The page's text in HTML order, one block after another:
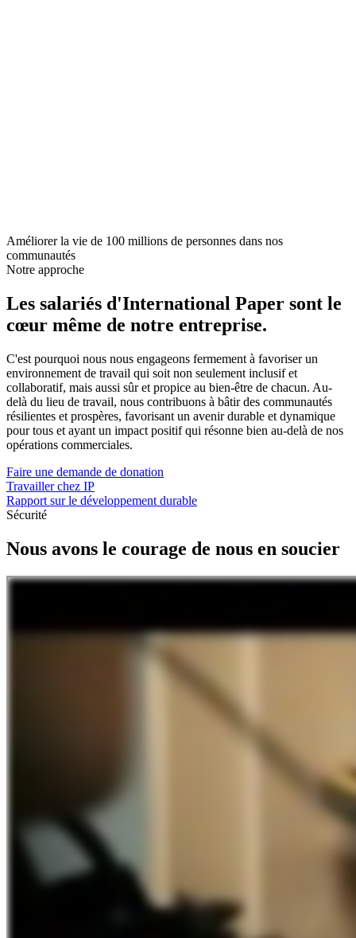
Améliorer la vie de 100 millions de personnes dans nos
communautés
Notre approche
Les salariés d'International Paper sont le
cœur même de notre entreprise.
C'est pourquoi nous nous engageons fermement à favoriser un
environnement de travail qui soit non seulement inclusif et
collaboratif, mais aussi sûr et propice au bien-être de chacun. Au-
delà du lieu de travail, nous contribuons à bâtir des communautés
résilientes et prospères, favorisant un avenir durable et dynamique
pour tous et ayant un impact positif qui résonne bien au-delà de nos
opérations commerciales.
Faire une demande de donation
Travailler chez IP
Rapport sur le développement durable
Sécurité
Nous avons le courage de nous en soucier